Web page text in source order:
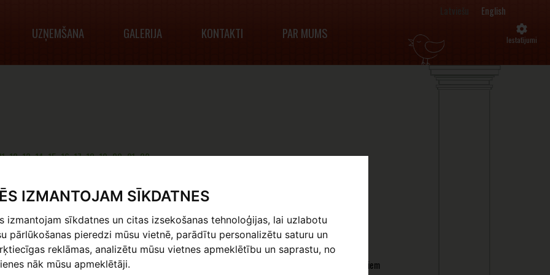
IZMANTOJAM SĪKDATNES
izmantojam sīkdatnes un citas izsekošanas tehnoloģijas, lai uzlabotu
pārlūkošanas pieredzi mūsu vietnē, parādītu personalizētu saturu un
reklāmas, analizētu mūsu vietnes apmeklētību un saprastu, no
nāk mūsu apmeklētāji.
UZŅEMŠANA GALERIJA KONTAKTI PAR MUMS
English
Iestatījumi
12 13 14 15 16 17 18 19 20 21 22
“Mūsu pasaule, mūsu nākotne””, kas bija daļa no vērienīgā vides objekta „Mūsu saule” pie Latvijas
Nacionālā mākslas muzeja fasādes un kā magnēts vilināja apmeklētājus uz Latvijas Bankas simtgadei
veltīto izstādi „Vērtību zīmes”. Šo milzīgo zelta disku veidoja 369 bērnu un jauniešu zīmējumi, kas bija
atlasīti īpaši rīkotā konkursā un no grafiskiem melnbaltiem zīmējumiem bija pārtapuši tapuši par zeltainiem